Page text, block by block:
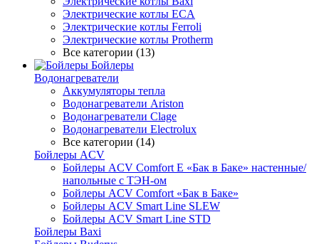
Электрические котлы ECA
Электрические котлы Ferroli
Электрические котлы Protherm
Все категории (13)
Бойлеры
Водонагреватели
Аккумуляторы тепла
Водонагреватели Ariston
Водонагреватели Clage
Водонагреватели Electrolux
Все категории (14)
Бойлеры ACV
Бойлеры ACV Comfort E «Бак в Баке» настенные/
напольные c ТЭН-ом
Бойлеры ACV Comfort «Бак в Баке»
Бойлеры ACV Smart Line SLEW
Бойлеры ACV Smart Line STD
Бойлеры Baxi